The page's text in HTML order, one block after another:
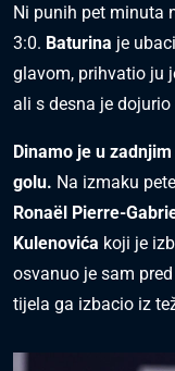
Ni punih pet minuta
3:0. Baturina je
glavom, prihvatio ju
ali s desna je dojurio
Dinamo je u
golu. Na izmaku
Ronaël Pierre-
Kulenovića koji je
osvanuo je sam
tijela ga izbacio iz